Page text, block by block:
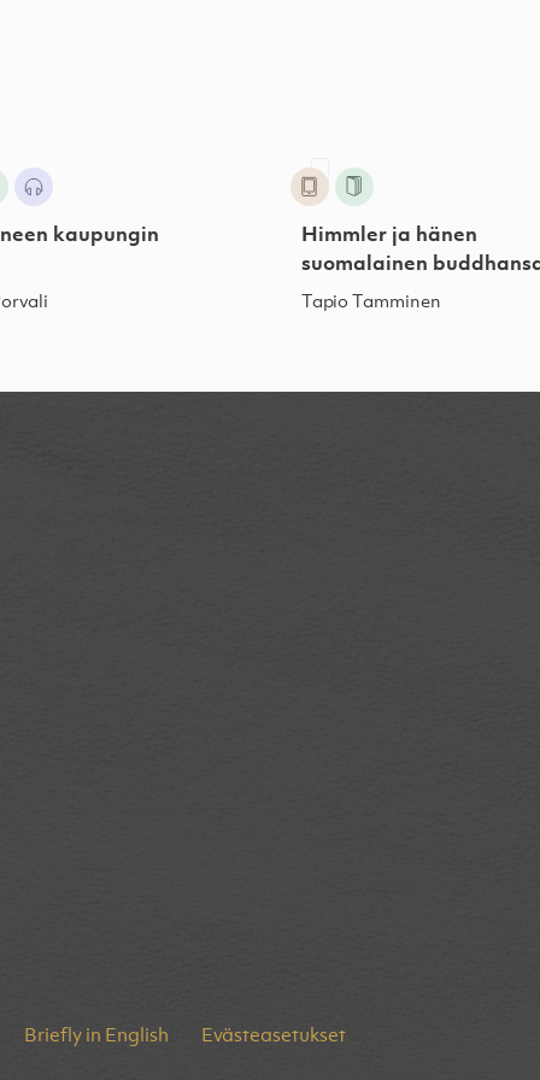
kaupungin
Himmler ja hänen
suomalainen
Tapio Tamminen
Briefly in English Evästeasetukset